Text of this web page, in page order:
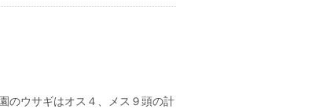
のウサギはオス４、メス９頭の計